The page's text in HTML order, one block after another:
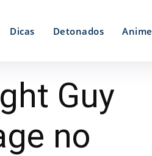
Dicas Detonados Anime
Guy
no